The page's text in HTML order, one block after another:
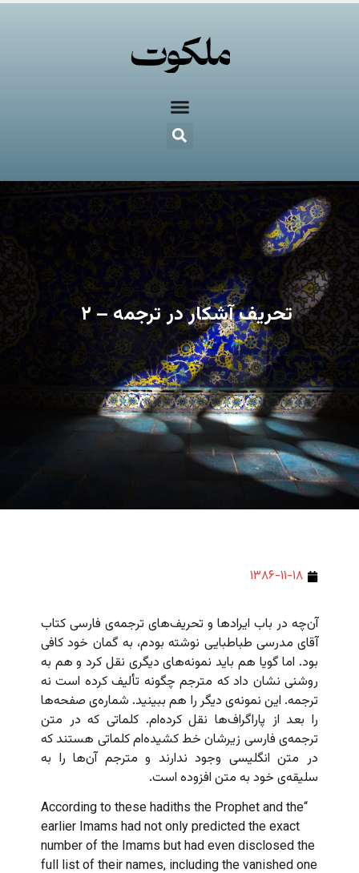
تحریف آشکار در ترجمه – ۲
۱۳۸۶-۱۱-۱۸
آن‌چه در باب ایرادها و تحریف‌های ترجمه‌ی فارسی کتاب
آقای مدرسی طباطبایی نوشته بودم، به گمان خود کافی
بود. اما گویا هم باید نمونه‌های دیگری نقل کرد و هم به
روشنی نشان داد که مترجم چگونه تألیف کرده است نه
ترجمه. این نمونه‌ی دیگر را هم ببینید. شماره‌ی صفحه‌ها
را بعد از پاراگراف‌ها نقل کرده‌ام. کلماتی که در متن
ترجمه‌ی فارسی زیرشان خط کشیده‌ام کلماتی هستند که
در متن انگلیسی وجود ندارند و مترجم آن‌ها را به
سلیقه‌ی خود به متن افزوده است.
“According to these hadiths the Prophet and the
earlier Imams had not only predicted the exact
number of the Imams but had even disclosed the
full list of their names, including the vanished one